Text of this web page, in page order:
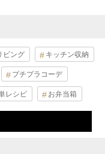
ビング キッチン収納
プチプラコーデ
レシピ お弁当箱